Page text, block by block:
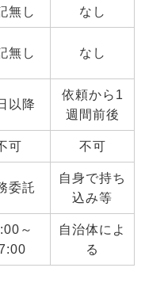
無し なし
無し なし
以降
依頼から1
週間前後
可 不可
委託
自身で持ち
込み等
～
自治体によ
る